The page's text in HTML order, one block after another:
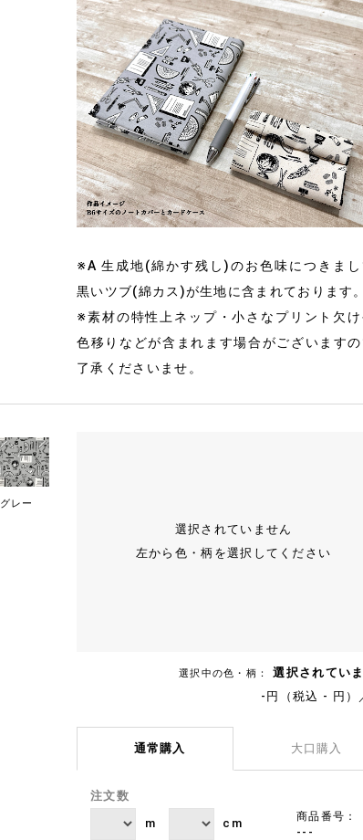
※A 生成地(綿かす残し)のお色味につきまし
黒いツブ(綿カス)が生地に含まれております。
※素材の特性上ネップ・小さなプリント欠け
色移りなどが含まれます場合がございます
了承くださいませ。
グレー
選択されていません
左から色・柄を選択してください
選択中の色・柄：
選択されてい
-円（税込 - 円）
通常購入 大口購入
注文数
m cm
商品番号：
---